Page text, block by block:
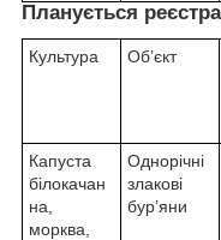
Планується
Культура Об’єкт
Капуста
білокачан
на,
морква,
Однорічні
злакові
бур’яни